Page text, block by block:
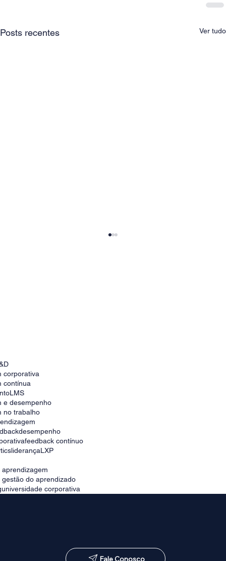
Posts recentes Ver tudo
corporativa
contínua
LMS
e desempenho
no trabalho
desempenho
feedback contínuo
liderançaLXP
do aprendizado
universidade corporativa
Fale Conosco